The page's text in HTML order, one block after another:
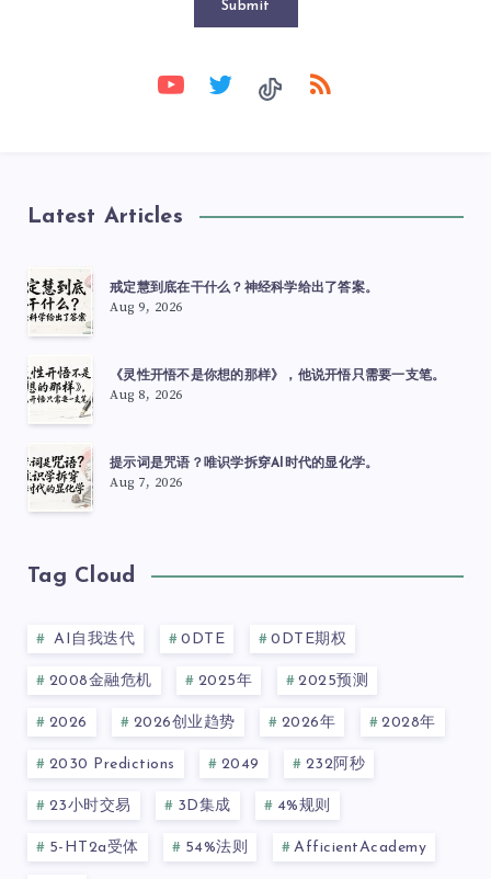
Submit
Latest Articles
戒定慧到底在干什么？神经科学给出了答案。
Aug 9, 2026
《灵性开悟不是你想的那样》，他说开悟只需要一支笔。
Aug 8, 2026
提示词是咒语？唯识学拆穿AI时代的显化学。
Aug 7, 2026
Tag Cloud
AI自我迭代 0DTE 0DTE期权
2008金融危机 2025年 2025预测
2026 2026创业趋势 2026年 2028年
2030 Predictions 2049 232阿秒
23小时交易 3D集成 4%规则
5-HT2a受体 54%法则 AfficientAcademy